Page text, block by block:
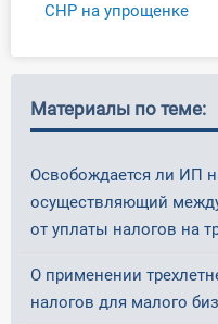
СНР на упрощенке
Материалы по теме:
Освобождается ли ИП
осуществляющий
от уплаты налогов на
О применении
налогов для малого